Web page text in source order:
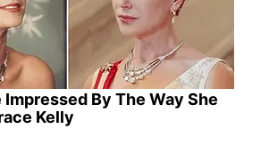
By The Way She
Kelly